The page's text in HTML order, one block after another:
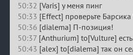
50:32 [Varis] у меня пинг
50:33 [Effect] проверьте
50:36 [dialema] П-позиция!
50:37 [Anthurium] to[Vulture] есть
50:43 [alex] to[dialema] так он